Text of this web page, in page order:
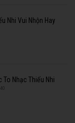
Nhi Vui Nhộn Hay
To Nhạc Thiếu Nhi